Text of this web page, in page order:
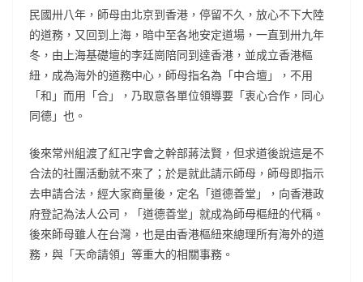
民國卅八年，師母由北京到香港，停留不久，放心不下大陸
的道務，又回到上海，暗中至各地安定道場，一直到卅九年
冬，由上海基礎壇的李廷崗陪同到達香港，並成立香港樞
紐，成為海外的道務中心，師母指名為「中合壇」，不用
「和」而用「合」，乃取意各單位領導要「衷心合作，同心
同德」也。
後來常州組渡了紅卍字會之幹部蔣法賢，但求道後說這是不
合法的社團活動就不來了；於是就此請示師母，師母即指示
去申請合法，經大家商量後，定名「道德善堂」，向香港政
府登記為法人公司，「道德善堂」就成為師母樞紐的代稱。
後來師母雖人在台灣，也是由香港樞紐來總理所有海外的道
務，與「天命請領」等重大的相關事務。